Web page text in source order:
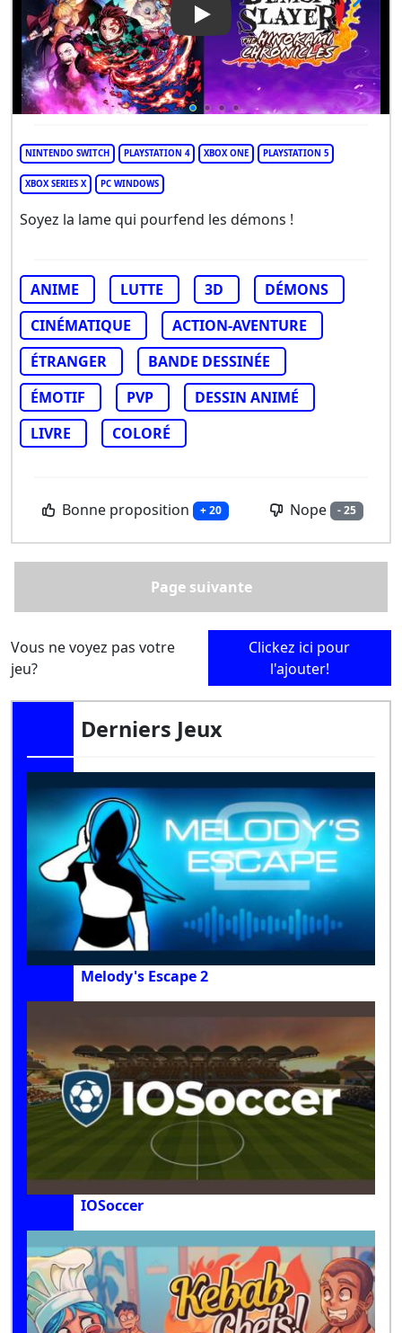
Play Video: Demon Slayer -
NINTENDO SWITCH PLAYSTATION 4 XBOX ONE PLAYSTATION 5
XBOX SERIES X PC WINDOWS
Soyez la lame qui pourfend les démons !
ANIME LUTTE 3D
DÉMONS
CINÉMATIQUE
ACTION-AVENTURE
ÉTRANGER
BANDE DESSINÉE
ÉMOTIF
PVP
DESSIN ANIMÉ
LIVRE
COLORÉ
Bonne proposition + 20 Nope - 25
Page suivante
Vous ne voyez pas votre
jeu?
Clickez ici pour
l'ajouter!
Derniers Jeux
Melody's Escape 2
IOSoccer